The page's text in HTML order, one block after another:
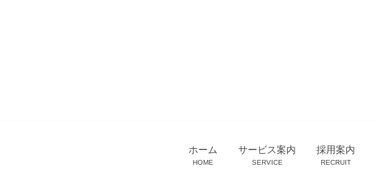
ホーム
HOME
サービス案内
SERVICE
採用案内
RECRUIT